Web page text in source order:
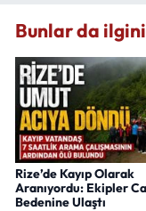
Bunlar da
Rize’de Kayıp Olarak
Aranıyordu: Ekipler
Bedenine Ulaştı